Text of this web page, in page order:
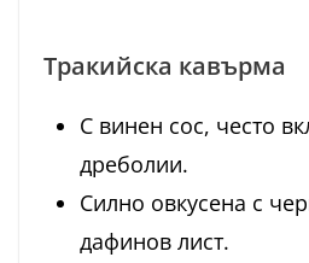
Тракийска кавърма
С винен сос, често
дреболии.
Силно овкусена с
дафинов лист.